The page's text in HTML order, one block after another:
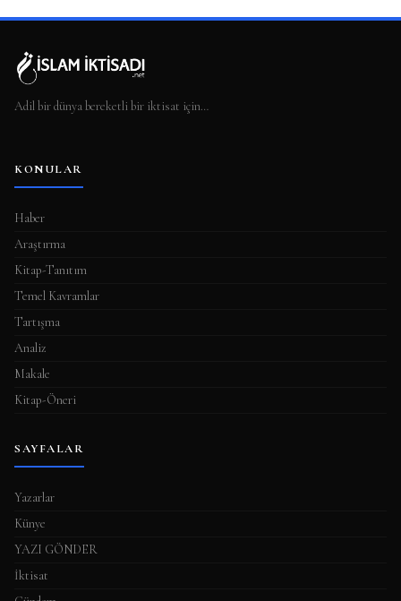
Adil bir dünya bereketli bir iktisat için…
KONULAR
Haber
Araştırma
Kitap-Tanıtım
Temel Kavramlar
Tartışma
Analiz
Makale
Kitap-Öneri
SAYFALAR
Yazarlar
Künye
YAZI GÖNDER
İktisat